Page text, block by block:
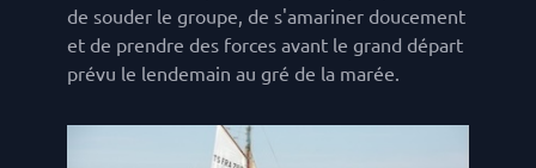
de souder le groupe, de s'amariner doucement
et de prendre des forces avant le grand départ
prévu le lendemain au gré de la marée.